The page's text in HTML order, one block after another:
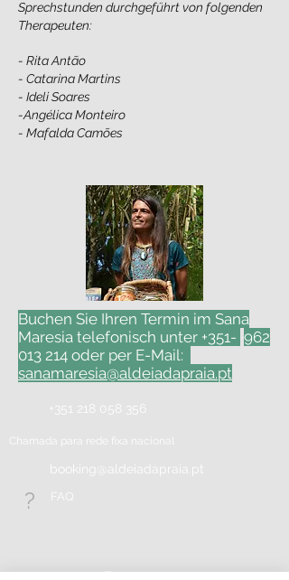
Sprechstunden durchgeführt von folgenden
Therapeuten:
- Rita Antão
- Catarina Martins
- Ideli Soares
-Angélica Monteiro
- Mafalda Camões
Buchen Sie Ihren Termin im Sana
Maresia telefonisch unter +351- 962
013 214 oder per E-Mail:
sanamaresia@aldeiadapraia.pt
+351 218 058 356
Chamada para rede fixa nacional
booking@aldeiadapraia.pt
? FAQ